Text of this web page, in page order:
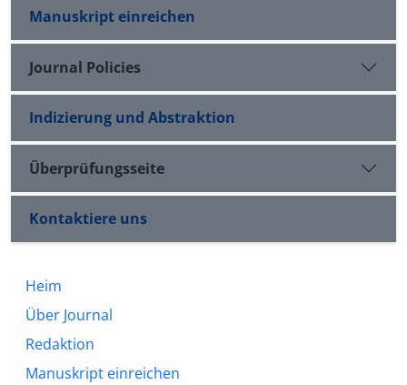
Manuskript einreichen
Journal Policies
Indizierung und Abstraktion
Überprüfungsseite
Kontaktiere uns
Heim
Über Journal
Redaktion
Manuskript einreichen